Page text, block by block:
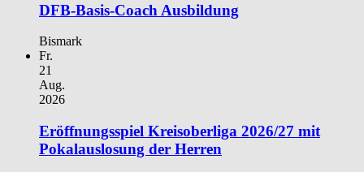
DFB-Basis-Coach Ausbildung
Bismark
Fr.
21
Aug.
2026
Eröffnungsspiel Kreisoberliga 2026/27 mit
Pokalauslosung der Herren